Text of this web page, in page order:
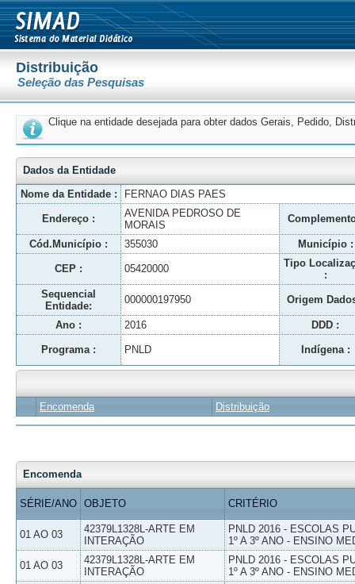
Distribuição
Seleção das Pesquisas
Clique na entidade desejada para obter dados Gerais, Pedido,
Dados da Entidade
Nome da Entidade :
FERNAO DIAS PAES
Endereço :
AVENIDA PEDROSO DE
MORAIS
Cód.Município : 355030 Município :
CEP : 05420000
Tipo
:
Sequencial
Entidade:
000000197950 Origem
Ano : 2016 DDD :
Programa : PNLD Indígena :
Encomenda Distribuição
Encomenda
SÉRIE/ANO OBJETO CRITÉRIO
01 AO 03
42379L1328L-ARTE EM
INTERAÇÃO
PNLD 2016 - ESCOLAS
1º A 3º ANO - ENSINO
01 AO 03
42379L1328L-ARTE EM
INTERAÇÃO
PNLD 2016 - ESCOLAS
1º A 3º ANO - ENSINO